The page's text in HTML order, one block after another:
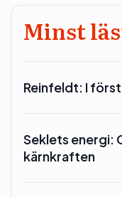
Minst
Reinfeldt: I
Seklets energi:
kärnkraften